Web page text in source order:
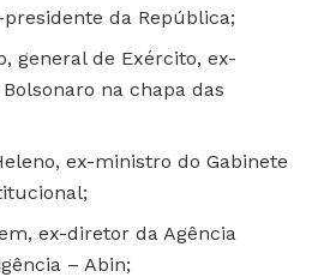
da República;
general de Exército, ex-
na chapa das
ex-ministro do Gabinete
ex-diretor da Agência
– Abin;